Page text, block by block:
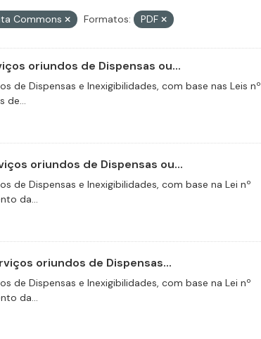
Commons
Formatos: PDF
oriundos de Dispensas ou...
de Dispensas e Inexigibilidades, com base nas Leis nº
de...
oriundos de Dispensas ou...
de Dispensas e Inexigibilidades, com base na Lei nº
da...
oriundos de Dispensas...
de Dispensas e Inexigibilidades, com base na Lei nº
da...